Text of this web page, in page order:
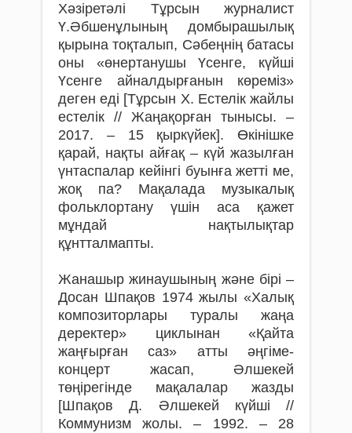
Хәзіретәлі Тұрсын журналист
Ү.Әбшенұлының домбырашылық
қырына тоқталып, Сәбеңнің батасы
оны «өнертанушы Үсенге, күйші
Үсенге айналдырғанын көреміз»
деген еді [Тұрсын Х. Естелік жайлы
естелік // Жаңақорған тынысы. –
2017. – 15 қыркүйек]. Өкінішке
қарай, нақты айғақ – күй жазылған
үнтаспалар кейінгі буынға жетті ме,
жоқ па? Мақалада музыкалық
фольклортану үшін аса қажет
мұндай нақтылықтар
құнтталмапты.
Жанашыр жинаушының және бірі –
Досан Шпақов 1974 жылы «Халық
композиторлары туралы жаңа
деректер» циклынан «Қайта
жаңғырған саз» атты әңгіме-
концерт жасап, Әлшекей
төңірегінде мақалалар жазды
[Шпақов Д. Әлшекей күйші //
Коммунизм жолы. – 1992. – 28